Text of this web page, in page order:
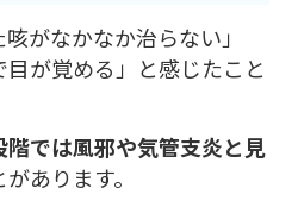
がなかなか治らない」
目が覚める」と感じたこと
では風邪や気管支炎と見
があります。